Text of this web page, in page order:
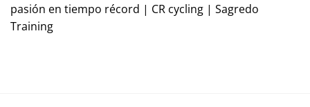
pasión en tiempo récord | CR cycling | Sagredo
Training